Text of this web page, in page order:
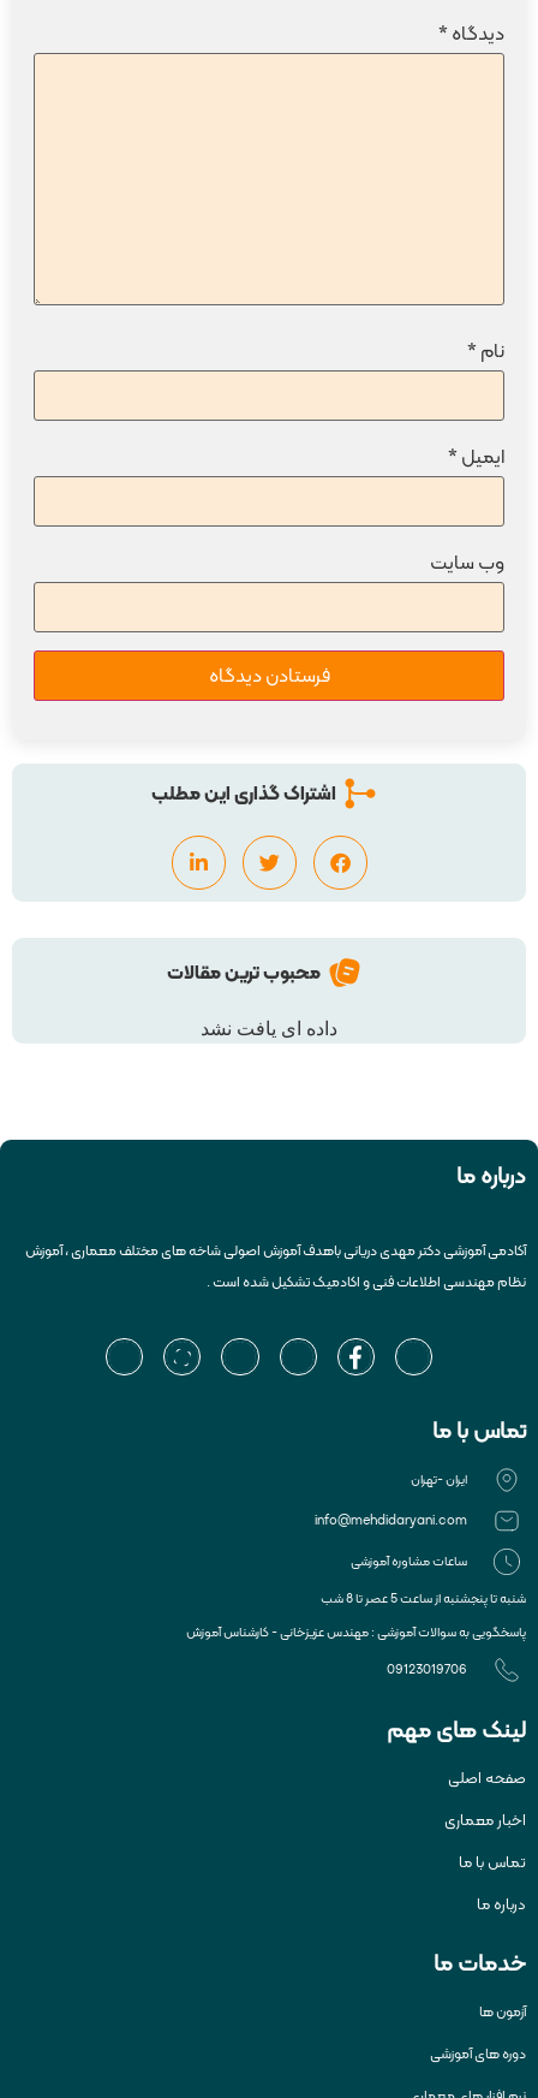
دیدگاه*
نام*
ایمیل*
وب‌ سایت
اشتراک گذاری این مطلب
محبوب ترین مقالات
داده ای یافت نشد
درباره ما
آکادمی آموزشی دکتر مهدی دریانی باهدف آموزش اصولی شاخه های مختلف معماری ، آموزش
نظام مهندسی اطلاعات فنی و اکادمیک تشکیل شده است .
تماس با ما
ایران -تهران
info@mehdidaryani.com
ساعات مشاوره آموزشی
شنبه تا پنجشنبه از ساعت 5 عصر تا 8 شب
پاسخگویی به سوالات آموزشی : مهندس عزیزخانی - کارشناس آموزش
09123019706
لینک های مهم
صفحه اصلی
اخبار معماری
تماس با ما
درباره ما
خدمات ما
آزمون ها
دوره های آموزشی